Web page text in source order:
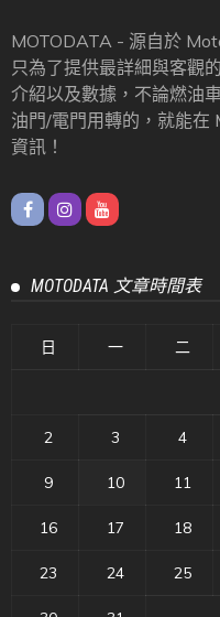
MOTODATA - 源自於
只為了提供最詳細與客觀
介紹以及數據，不論燃油
油門/電門用轉的，就能在
資訊！
MOTODATA 文章時間表
日 一 二
2 3 4
9 10 11
16 17 18
23 24 25